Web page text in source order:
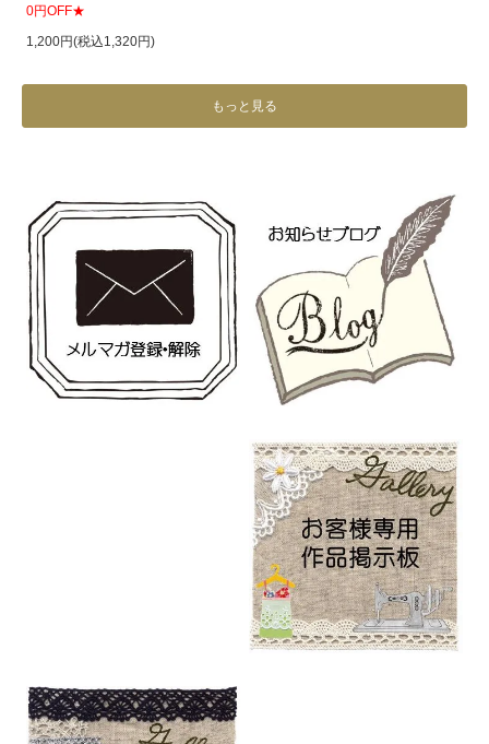
0円OFF★
1,200円(税込1,320円)
もっと見る